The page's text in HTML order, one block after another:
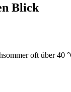
Blick
oft über 40